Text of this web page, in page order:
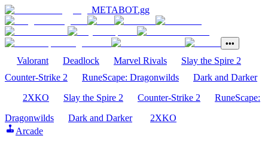
METABOT.gg
•••
Valorant Deadlock Marvel Rivals
Slay the Spire 2
Counter-Strike 2
RuneScape: Dragonwilds
Dark and Darker
2XKO
Slay the Spire 2 Counter-Strike 2
RuneScape:
Dragonwilds
Dark and Darker
2XKO
Arcade